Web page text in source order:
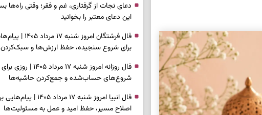
دعای نجات از گرفتاری، غم و فقر؛ وقتی راه‌ها
این دعای معتبر را بخوانید
فال فرشتگان امروز شنبه ۱۷ مرداد
برای شروع سنجیده، حفظ ارزش‌ها و
فال روزانه امروز شنبه ۱۷ مرداد ۱۴۰۵ | روزی برای
شروع‌های حساب‌شده و جمع‌کردن حاشیه‌ها
فال انبیا امروز شنبه ۱۷ مرداد ۱۴۰۵ |
اصلاح مسیر، حفظ امید و عمل به مسئولیت‌ها